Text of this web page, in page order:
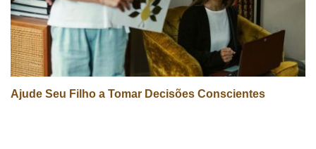
Ajude Seu Filho a Tomar Decisões Conscientes